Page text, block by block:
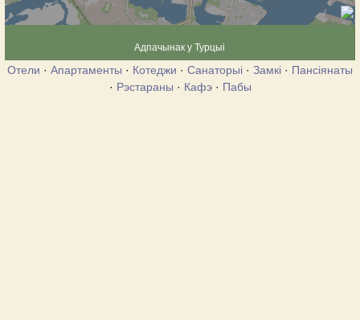
Адпачынак у Турцыі
Отели · Апартаменты · Котеджи · Санаторыі · Замкі · Пансіянаты
· Рэстараны · Кафэ· Пабы